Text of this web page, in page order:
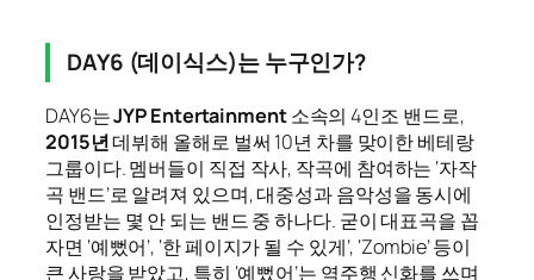
DAY6 (데이식스)는 누구인가?
DAY6는JYP Entertainment소속의 4인조 밴드로,
2015년데뷔해 올해로 벌써 10년 차를 맞이한 베테랑
그룹이다. 멤버들이 직접 작사, 작곡에 참여하는 ‘자작
곡 밴드’로 알려져 있으며, 대중성과 음악성을 동시에
인정받는 몇 안 되는 밴드 중 하나다. 굳이 대표곡을 꼽
자면 ‘예뻤어’, ‘한 페이지가 될 수 있게’, ‘Zombie’ 등이
큰 사랑을 받았고, 특히 ‘예뻤어’는 역주행 신화를 쓰며